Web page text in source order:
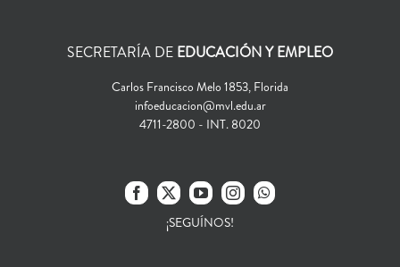
SECRETARÍA DE EDUCACIÓN Y EMPLEO
Carlos Francisco Melo 1853, Florida
infoeducacion@mvl.edu.ar
4711-2800 - INT. 8020
¡SEGUÍNOS!